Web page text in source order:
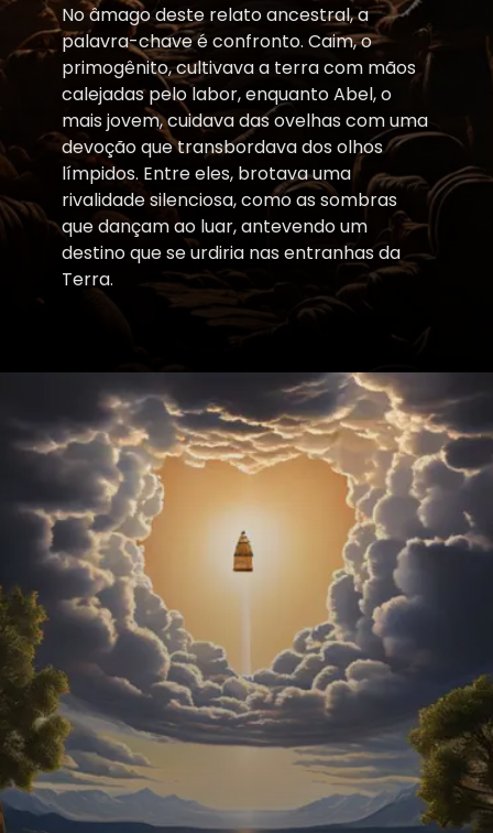
No âmago deste relato ancestral, a
palavra-chave é confronto. Caim, o
primogênito, cultivava a terra com mãos
calejadas pelo labor, enquanto Abel, o
mais jovem, cuidava das ovelhas com uma
devoção que transbordava dos olhos
límpidos. Entre eles, brotava uma
rivalidade silenciosa, como as sombras
que dançam ao luar, antevendo um
destino que se urdiria nas entranhas da
Terra.